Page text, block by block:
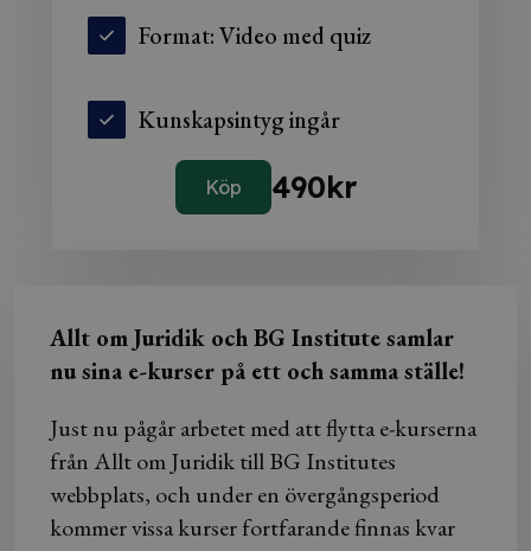
Format: Video med quiz
Kunskapsintyg ingår
Köp 490kr
Allt om Juridik och BG Institute samlar
nu sina e-kurser på ett och samma ställe!
Just nu pågår arbetet med att flytta e-kurserna
från Allt om Juridik till BG Institutes
webbplats, och under en övergångsperiod
kommer vissa kurser fortfarande finnas kvar